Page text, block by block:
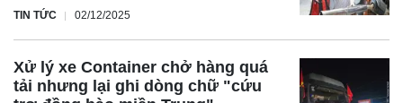
TIN TỨC 02/12/2025
Xử lý xe Container chở hàng quá
tải nhưng lại ghi dòng chữ "cứu